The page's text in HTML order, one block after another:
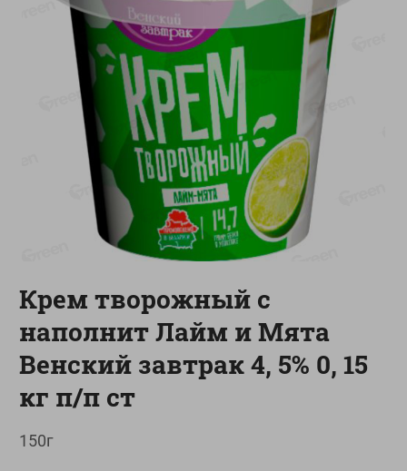
Показано 1-14 из 76
Показать 15-28 из 76
Каталог товаров
О сервисе
доставкой и бонусной картой
Крем творожный с
наполнит Лайм и Мята
Венский завтрак 4, 5% 0, 15
кг п/п ст
150г